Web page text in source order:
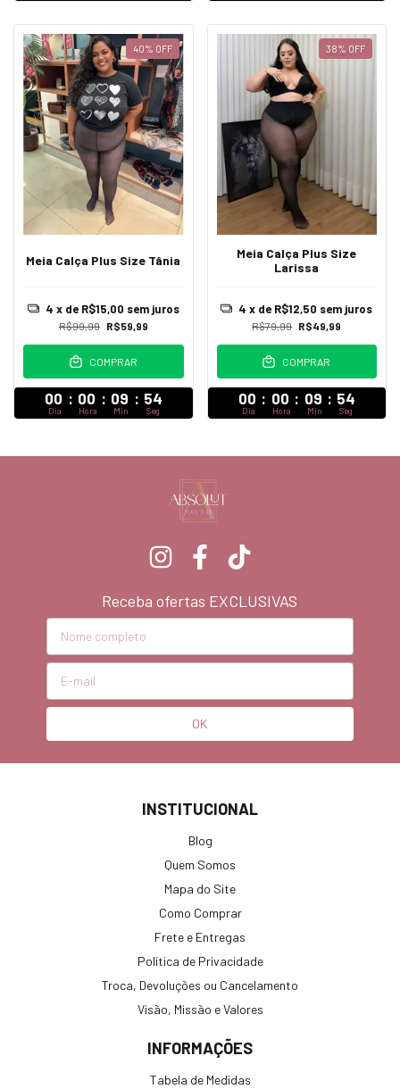
40% OFF
Meia Calça Plus Size Tânia
R$99,99 R$59,99
4 x de R$15,00 sem juros
COMPRAR
00 : 00 : 09 : 52
Dia Hora Min Seg
38% OFF
Meia Calça Plus Size
Larissa
R$79,99 R$49,99
4 x de R$12,50 sem juros
COMPRAR
00 : 00 : 09 : 52
Dia Hora Min Seg
Receba ofertas EXCLUSIVAS
INSTITUCIONAL
Blog
Quem Somos
Mapa do Site
Como Comprar
Frete e Entregas
Política de Privacidade
Troca, Devoluções ou Cancelamento
Visão, Missão e Valores
INFORMAÇÕES
Tabela de Medidas